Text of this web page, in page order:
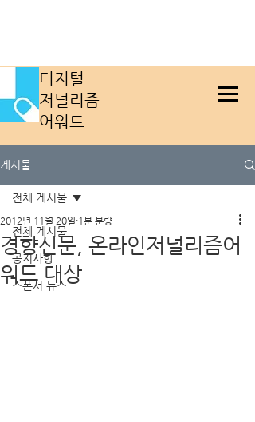
​디지털
저널리즘
어워드
게시물
전체 게시물
공지사항
스폰서 뉴스
전체 게시물
경향신문, 온라인저널리즘어
워드 대상
2012년 11월 20일 1분 분량